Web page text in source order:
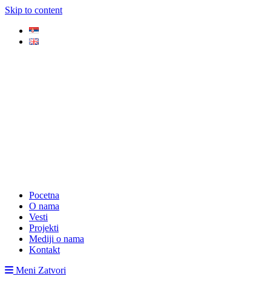
Skip to content
Pocetna
O nama
Vesti
Projekti
Mediji o nama
Kontakt
Meni Zatvori